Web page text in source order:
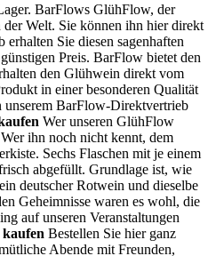
BarFlows GlühFlow, der
Welt. Sie können ihn hier direkt
Sie diesen sagenhaften
Preis. BarFlow bietet den
den Glühwein direkt vom
in einer besonderen Qualität
unserem BarFlow-Direktvertrieb
Wer unseren GlühFlow
ihn noch nicht kennt, dem
Sechs Flaschen mit je einem
abgefüllt. Grundlage ist, wie
deutscher Rotwein und dieselbe
Geheimnisse waren es wohl, die
auf unseren Veranstaltungen
Bestellen Sie hier ganz
Abende mit Freunden,